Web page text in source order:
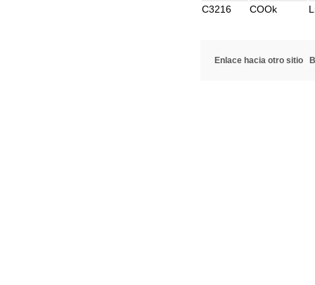
C3216
COOk
Enlace hacia otro sitio